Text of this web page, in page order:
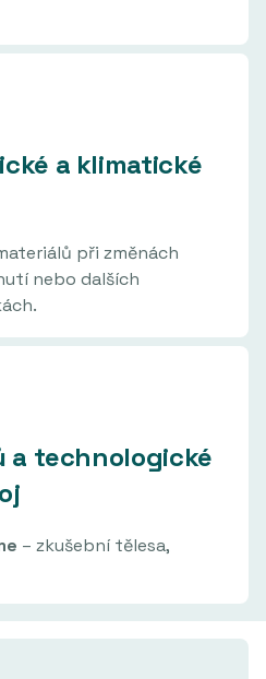
a klimatické
při změnách
nebo dalších
a technologické
– zkušební tělesa,